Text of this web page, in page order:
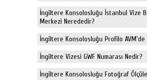
İngiltere Konsolosluğu İstanbul Vize
Merkezi Nerededir?
İngiltere Konsolosluğu Profilo AVM'de
İngiltere Vizesi GWF Numarası Nedir?
İngiltere Konsolosluğu Fotoğraf